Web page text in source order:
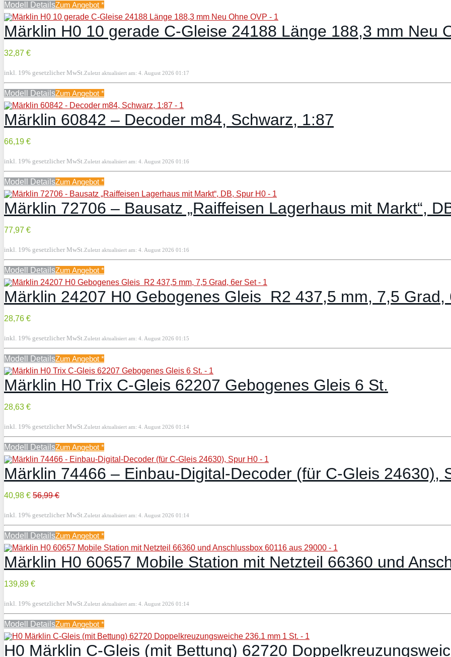
Modell DetailsZum Angebot *
Märklin H0 10 gerade C-Gleise 24188 Länge 188,3 mm Neu
32,87 €
inkl. 19% gesetzlicher MwSt.Zuletzt aktualisiert am: 4. August 2026 01:17
Modell DetailsZum Angebot *
Märklin 60842 – Decoder m84, Schwarz, 1:87
66,19 €
inkl. 19% gesetzlicher MwSt.Zuletzt aktualisiert am: 4. August 2026 01:16
Modell DetailsZum Angebot *
Märklin 72706 – Bausatz „Raiffeisen Lagerhaus mit Markt“,
77,97 €
inkl. 19% gesetzlicher MwSt.Zuletzt aktualisiert am: 4. August 2026 01:16
Modell DetailsZum Angebot *
Märklin 24207 H0 Gebogenes Gleis R2 437,5 mm, 7,5 Grad,
28,76 €
inkl. 19% gesetzlicher MwSt.Zuletzt aktualisiert am: 4. August 2026 01:15
Modell DetailsZum Angebot *
Märklin H0 Trix C-Gleis 62207 Gebogenes Gleis 6 St.
28,63 €
inkl. 19% gesetzlicher MwSt.Zuletzt aktualisiert am: 4. August 2026 01:14
Modell DetailsZum Angebot *
Märklin 74466 – Einbau-Digital-Decoder (für C-Gleis 24630),
40,98 € 56,99 €
inkl. 19% gesetzlicher MwSt.Zuletzt aktualisiert am: 4. August 2026 01:14
Modell DetailsZum Angebot *
Märklin H0 60657 Mobile Station mit Netzteil 66360 und
139,89 €
inkl. 19% gesetzlicher MwSt.Zuletzt aktualisiert am: 4. August 2026 01:14
Modell DetailsZum Angebot *
H0 Märklin C-Gleis (mit Bettung) 62720